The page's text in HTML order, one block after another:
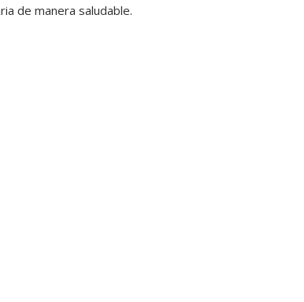
de manera saludable.